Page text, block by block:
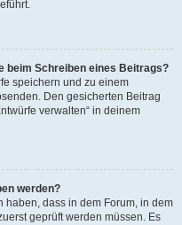
beim Schreiben eines Beitrags?
speichern und zu einem
Den gesicherten Beitrag
verwalten“ in deinem
werden?
haben, dass in dem Forum, in dem
geprüft werden müssen. Es